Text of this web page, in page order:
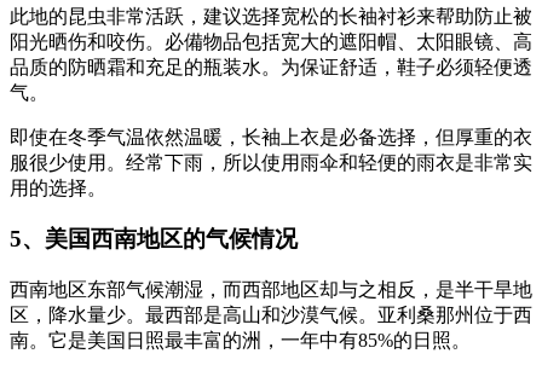
此地的昆虫非常活跃，建议选择宽松的长袖衬衫来帮助防止被
阳光晒伤和咬伤。必備物品包括宽大的遮阳帽、太阳眼镜、高
品质的防晒霜和充足的瓶装水。为保证舒适，鞋子必须轻便透
气。
即使在冬季气温依然温暖，长袖上衣是必备选择，但厚重的衣
服很少使用。经常下雨，所以使用雨伞和轻便的雨衣是非常实
用的选择。
5、美国西南地区的气候情况
西南地区东部气候潮湿，而西部地区却与之相反，是半干旱地
区，降水量少。最西部是高山和沙漠气候。亚利桑那州位于西
南。它是美国日照最丰富的洲，一年中有85%的日照。